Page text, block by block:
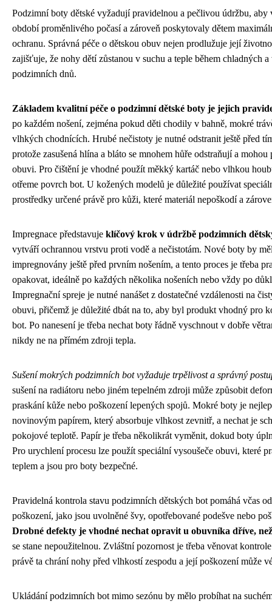
Podzimní boty dětské vyžadují pravidelnou a pečlivou údržbu, aby
období proměnlivého počasí a zároveň poskytovaly dětem
ochranu. Správná péče o dětskou obuv nejen prodlužuje její
zajišťuje, že nohy dětí zůstanou v suchu a teple během chladných
podzimních dnů.
Základem kvalitní péče o podzimní dětské boty je jejich
po každém nošení, zejména pokud děti chodily v bahně, mokré
vlhkých chodnících. Hrubé nečistoty je nutné odstranit ještě před
protože zasušená hlína a bláto se mnohem hůře odstraňují a
obuvi. Pro čištění je vhodné použít měkký kartáč nebo vlhkou
otřeme povrch bot. U kožených modelů je důležité používat
prostředky určené právě pro kůži, které materiál nepoškodí a
Impregnace představuje klíčový krok v údržbě podzimních
vytváří ochrannou vrstvu proti vodě a nečistotám. Nové boty by
impregnovány ještě před prvním nošením, a tento proces je třeba
opakovat, ideálně po každých několika nošeních nebo vždy po
Impregnační spreje je nutné nanášet z dostatečné vzdálenosti na
obuvi, přičemž je důležité dbát na to, aby byl produkt vhodný pro
bot. Po nanesení je třeba nechat boty řádně vyschnout v dobře
nikdy ne na přímém zdroji tepla.
Sušení mokrých podzimních bot vyžaduje trpělivost a správný
sušení na radiátoru nebo jiném tepelném zdroji může způsobit
praskání kůže nebo poškození lepených spojů. Mokré boty je
novinovým papírem, který absorbuje vlhkost zevnitř, a nechat je
pokojové teplotě. Papír je třeba několikrát vyměnit, dokud boty
Pro urychlení procesu lze použít speciální vysoušeče obuvi, které
teplem a jsou pro boty bezpečné.
Pravidelná kontrola stavu podzimních dětských bot pomáhá včas
poškození, jako jsou uvolněné švy, opotřebované podešve nebo
Drobné defekty je vhodné nechat opravit u obuvníka dříve,
se stane nepoužitelnou. Zvláštní pozornost je třeba věnovat
právě ta chrání nohy před vlhkostí zespodu a její poškození může
Ukládání podzimních bot mimo sezónu by mělo probíhat na